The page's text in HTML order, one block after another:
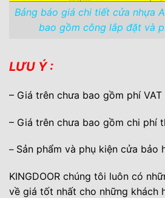
Bảng báo giá chi tiết cửa nhựa
bao gồm công lắp đặt và
LƯU Ý :
– Giá trên chưa bao gồm phí VAT
– Giá trên chưa bao gồm chi phí
– Sản phẩm và phụ kiện cửa bảo
KINGDOOR chúng tôi luôn có
về giá tốt nhất cho những khách